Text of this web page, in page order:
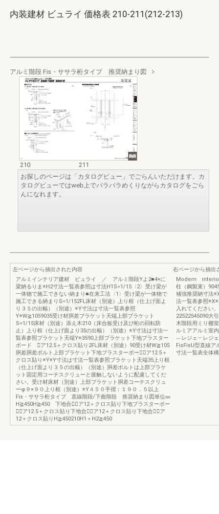
内装建材 ビュライ 価格表 210-211(212-213)
アルミ階段 Fis・ササラ桁タイプ 推奨納まり図
210
211
お探しのページは「カタログビュー」でごらんいただけます。カ
タログビューではweb上でパラパラめくりながらカタログをごら
んになれます。
左ページから抽出された内容
アルミインテリア建材 ビュライ ／ アルミ階段Yよ2■4×に
梁納るりま※H2寸法一覧表参照は寸法H1S=1/15〈2〉受け梁が
一体物で施工できない納まり■在来工法〈1〉受け梁が一体物で
施工できる納まりS=1/152FL床材（別途）上り框（仕上げ面よ
り３５の出幅）（別途）※Y寸法は寸法一覧表参照
Y※W≧1059035受け材胴差ブラケット天端上部ブラケット
S=1/15床材（別途）添え木210（床合板受け及び桁の回転防
止）上り框（仕上げ面より35の出幅）（別途）※Y寸法は寸法一
覧表参照ブラケット天端Y※3590上部ブラケット下地プラスター
ボード ⃝ア12.5＋クロス貼り2FL床材（別途）90受け材W≧105
胴差胴差ボルト上部ブラケット下地プラスターボード⃝ア12.5＋
クロス貼り※Y※Y寸法は寸法一覧表参照ブラケット天端35上り框
（仕上げ面より３５の出幅）（別途）胴差ボルトは上部ブラケ
ット固定用コーチスクリューと接触しないように配慮してくだ
さい。受け材床材（別途）上部ブラケット胴差コーチスクリュ
ーφ９×９０上り框（別途）※Y４５０手摺：１９０．５以上
Fis・ササラ桁タイプ 直線階段/下曲階段 推奨納まり図単位㎜
H≧450H≧450 下地合板⃝ア12＋クロス貼り下地プラスターボー
ド⃝ア12.5＋クロス貼り下地合板⃝ア12＋クロス貼り下地合板⃝ア
12＋クロス貼りH≧450210H1＋H2≧450
右ページから抽出
Modern
柱（鋼製束）
補強推奨納寸法
法一覧表参照
入れてください
22522545090大
木階段用ミり棚
ルミアアルミ室
︵レジェ︶レジ
FisFisU型直線ア
寸法一覧表全体